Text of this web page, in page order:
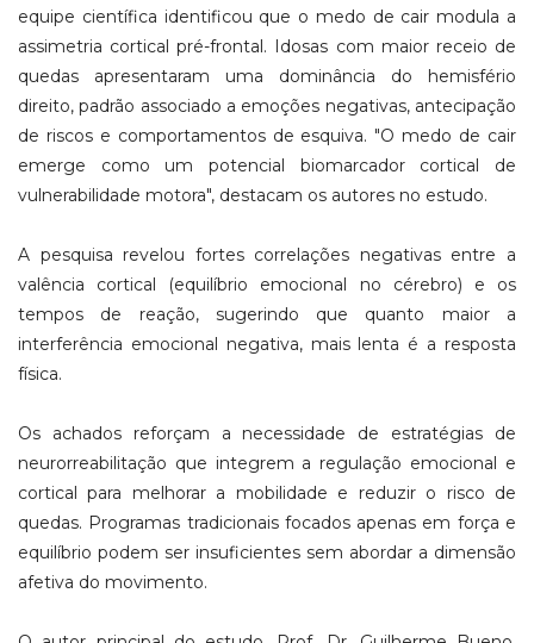
equipe científica identificou que o medo de cair modula a
assimetria cortical pré-frontal. Idosas com maior receio de
quedas apresentaram uma dominância do hemisfério
direito, padrão associado a emoções negativas, antecipação
de riscos e comportamentos de esquiva. "O medo de cair
emerge como um potencial biomarcador cortical de
vulnerabilidade motora", destacam os autores no estudo.
A pesquisa revelou fortes correlações negativas entre a
valência cortical (equilíbrio emocional no cérebro) e os
tempos de reação, sugerindo que quanto maior a
interferência emocional negativa, mais lenta é a resposta
física.
Os achados reforçam a necessidade de estratégias de
neurorreabilitação que integrem a regulação emocional e
cortical para melhorar a mobilidade e reduzir o risco de
quedas. Programas tradicionais focados apenas em força e
equilíbrio podem ser insuficientes sem abordar a dimensão
afetiva do movimento.